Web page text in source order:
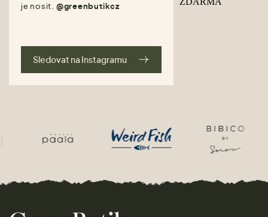
je nosit. @greenbutikcz
Sledovat na Instagramu